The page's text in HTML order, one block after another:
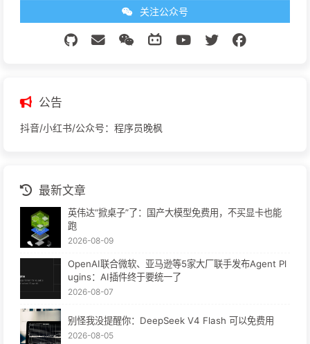
关注公众号
公告
抖音/小红书/公众号：程序员晚枫
最新文章
英伟达“掀桌子”了：国产大模型免费用，不买显卡也能
跑
2026-08-09
OpenAI联合微软、亚马逊等5家大厂联手发布Agent Pl
ugins：AI插件终于要统一了
2026-08-07
别怪我没提醒你：DeepSeek V4 Flash 可以免费用
2026-08-05